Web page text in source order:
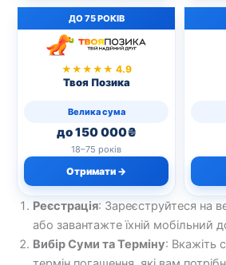
ДО 75 РОКІВ
★★★★★ 4.9
Твоя Позика
Велика сума
до 150 000₴
18–75 років
Отримати →
Реєстрація: Зареєструйтеся на
або завантажте їхній мобільний
Вибір Суми та Терміну: Вкажіть